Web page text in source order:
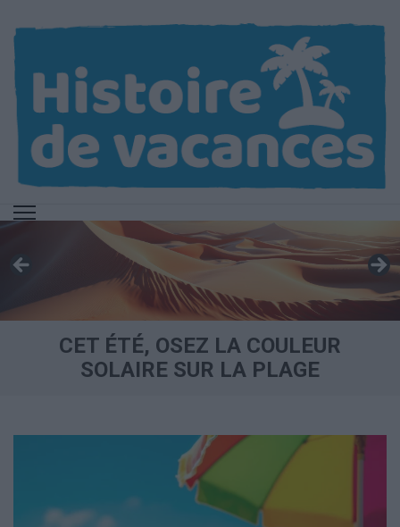
contenu
(Pressez
Entrée)
CET ÉTÉ, OSEZ LA COULEUR
SOLAIRE SUR LA PLAGE